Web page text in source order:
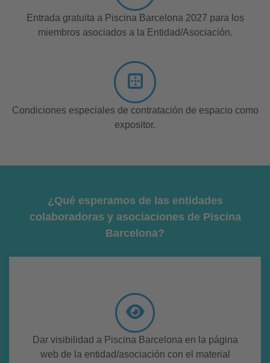
Entrada gratuita a Piscina Barcelona 2027 para los
miembros asociados a la Entidad/Asociación.
Condiciones especiales de contratación de espacio como
expositor.
¿Qué esperamos de las entidades
colaboradoras y asociaciones de Piscina
Barcelona?
Dar visibilidad a Piscina Barcelona en la página
web de la entidad/asociación con el material